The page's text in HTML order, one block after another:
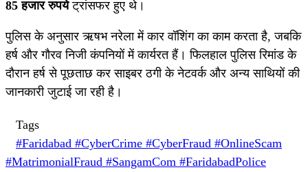
85 हजार रुपयेट्रांसफर हुए थे।
पुलिस के अनुसार ऋषभ नरेला में कार वॉशिंग का काम करता है, जबकि
हर्ष और गौरव निजी कंपनियों में कार्यरत हैं। फिलहाल पुलिस रिमांड के
दौरान हर्ष से पूछताछ कर साइबर ठगी के नेटवर्क और अन्य साथियों की
जानकारी जुटाई जा रही है।
Tags
#Faridabad #CyberCrime #CyberFraud #OnlineScam
#MatrimonialFraud #SangamCom #FaridabadPolice